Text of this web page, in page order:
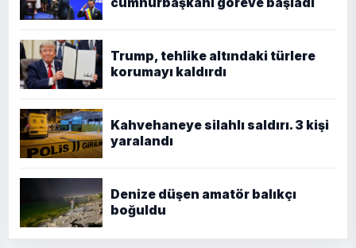
Trump, tehlike altındaki türlere
korumayı kaldırdı
Kahvehaneye silahlı saldırı. 3 kişi
yaralandı
Denize düşen amatör balıkçı
boğuldu